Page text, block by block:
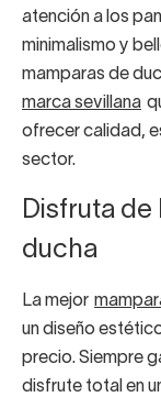
atención a los
minimalismo y
mamparas de
marca sevillana
ofrecer calidad,
sector.
Disfruta de
ducha
La mejor
un diseño
precio. Siempre
disfrute total en